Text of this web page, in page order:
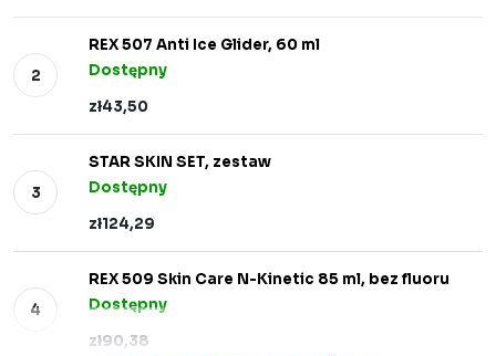
REX 507 Anti Ice Glider, 60 ml
Dostępny
zł43,50
STAR SKIN SET, zestaw
Dostępny
zł124,29
REX 509 Skin Care N-Kinetic 85 ml, bez fluoru
Dostępny
zł90,38